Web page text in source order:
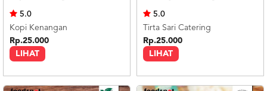
LIHAT
5.0
Kopi Kenangan
Rp.25.000
LIHAT
5.0
Tirta Sari Catering
Rp.25.000